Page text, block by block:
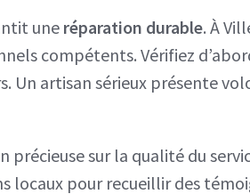
une réparation durable. À
compétents. Vérifiez
Un artisan sérieux présente
précieuse sur la qualité du
locaux pour recueillir des